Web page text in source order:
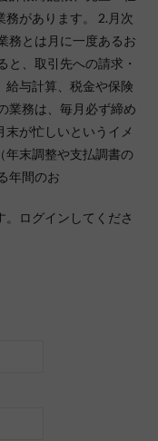
務があります。 2.月次
務とは月に一度あるお
と、取引先への請求・
給与計算、税金や保険
業務は、毎月必ず締め
が忙しいというイメ
年末調整や支払調書の
年間のお
。ログインしてくださ